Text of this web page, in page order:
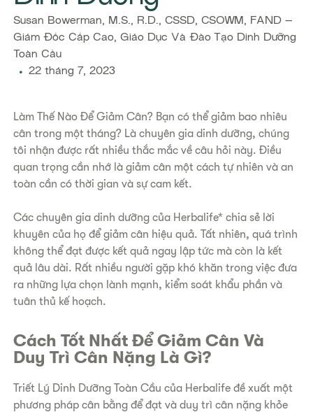
Susan Bowerman, M.S., R.D., CSSD, CSOWM, FAND –
Giám Đốc Cấp Cao, Giáo Dục Và Đào Tạo Dinh Dưỡng
Toàn Cầu
22 tháng 7, 2023
Làm Thế Nào Để Giảm Cân? Bạn có thể giảm bao nhiêu
cân trong một tháng? Là chuyên gia dinh dưỡng, chúng
tôi nhận được rất nhiều thắc mắc về câu hỏi này. Điều
quan trọng cần nhớ là giảm cân một cách tự nhiên và an
toàn cần có thời gian và sự cam kết.
Các chuyên gia dinh dưỡng của Herbalife* chia sẻ lời
khuyên của họ để giảm cân hiệu quả. Tất nhiên, quá trình
không thể đạt được kết quả ngay lập tức mà còn là kết
quả lâu dài. Rất nhiều người gặp khó khăn trong việc đưa
ra những lựa chọn lành mạnh, kiểm soát khẩu phần và
tuân thủ kế hoạch.
Cách Tốt Nhất Để Giảm Cân Và
Duy Trì Cân Nặng Là Gì?
Triết Lý Dinh Dưỡng Toàn Cầu của Herbalife đề xuất một
phương pháp cân bằng để đạt và duy trì cân nặng khỏe